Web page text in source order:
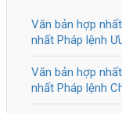
308/2026/NĐ-CP